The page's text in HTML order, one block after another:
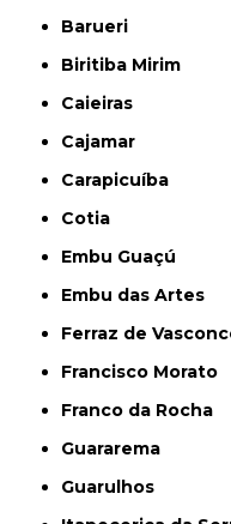
Barueri
Biritiba Mirim
Caieiras
Cajamar
Carapicuíba
Cotia
Embu Guaçú
Embu das Artes
Ferraz de
Francisco Morato
Franco da Rocha
Guararema
Guarulhos